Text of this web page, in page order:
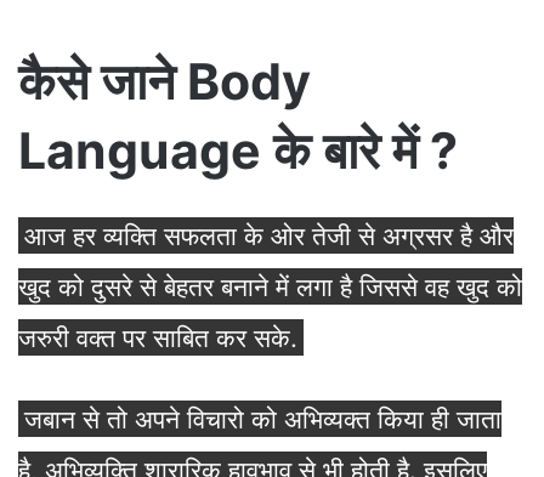
कैसे जाने Body
Language के बारे में ?
आज हर व्यक्ति सफलता के ओर तेजी से अग्रसर है और
खुद को दुसरे से बेहतर बनाने में लगा है जिससे वह खुद को
जरुरी वक्त पर साबित कर सके.
जबान से तो अपने विचारो को अभिव्यक्त किया ही जाता
है, अभिव्यक्ति शारारिक हावभाव से भी होती है. इसलिए